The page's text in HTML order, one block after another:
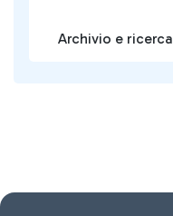
Archivio e ricerca